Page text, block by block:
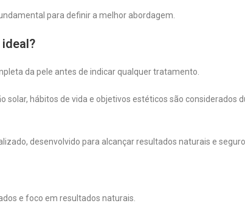
para definir a melhor abordagem.
da pele antes de indicar qualquer tratamento.
solar, hábitos de vida e objetivos estéticos são considerados
desenvolvido para alcançar resultados naturais e
e foco em resultados naturais.